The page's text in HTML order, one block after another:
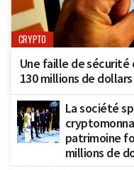
CRYPTO
Une faille de sécurité
130 millions de
La société
patrimoine
millions de